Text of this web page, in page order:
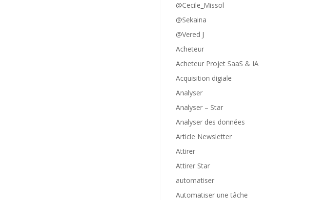
@Cecile_Missol
@Sekaina
@Vered J
Acheteur
Acheteur Projet SaaS & IA
Acquisition digiale
Analyser
Analyser – Star
Analyser des données
Article Newsletter
Attirer
Attirer Star
automatiser
Automatiser une tâche